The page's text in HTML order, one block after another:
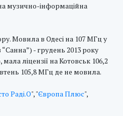
музично-інформаційна
Мовила в Одесі на 107 МГц у
“Санна”) - грудень 2013 року
мала ліцензії на Котовськ 106,2
105,8 МГц де не мовила.
Раді.О", "Європа Плюс",